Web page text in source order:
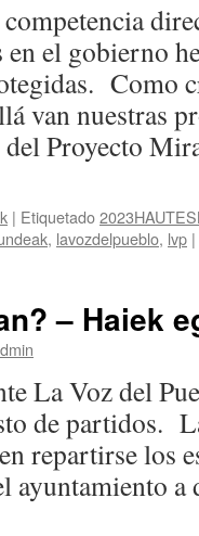
en el gobierno
Como
van nuestras
del Proyecto
| Etiquetado
, lavozdelpueblo, lvp |
– Haiek
La Voz del
de partidos.
repartirse los
ayuntamiento